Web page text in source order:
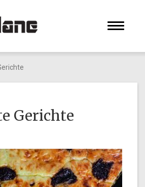
Toggle
Gerichte